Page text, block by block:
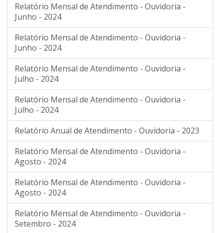
Relatório Mensal de Atendimento - Ouvidoria -
Junho - 2024
Relatório Mensal de Atendimento - Ouvidoria -
Junho - 2024
Relatório Mensal de Atendimento - Ouvidoria -
Julho - 2024
Relatório Mensal de Atendimento - Ouvidoria -
Julho - 2024
Relatório Anual de Atendimento - Ouvidoria - 2023
Relatório Mensal de Atendimento - Ouvidoria -
Agosto - 2024
Relatório Mensal de Atendimento - Ouvidoria -
Agosto - 2024
Relatório Mensal de Atendimento - Ouvidoria -
Setembro - 2024